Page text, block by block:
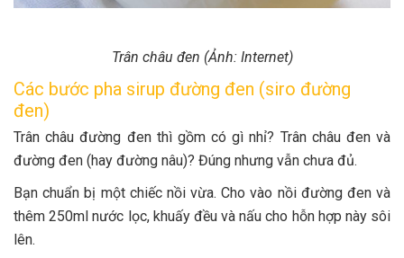
Trân châu đen (Ảnh: Internet)
Các bước pha sirup đường đen (siro đường
đen)
Trân châu đường đen thì gồm có gì nhỉ? Trân châu đen và
đường đen (hay đường nâu)? Đúng nhưng vẫn chưa đủ.
Bạn chuẩn bị một chiếc nồi vừa. Cho vào nồi đường đen và
thêm 250ml nước lọc, khuấy đều và nấu cho hỗn hợp này sôi
lên.